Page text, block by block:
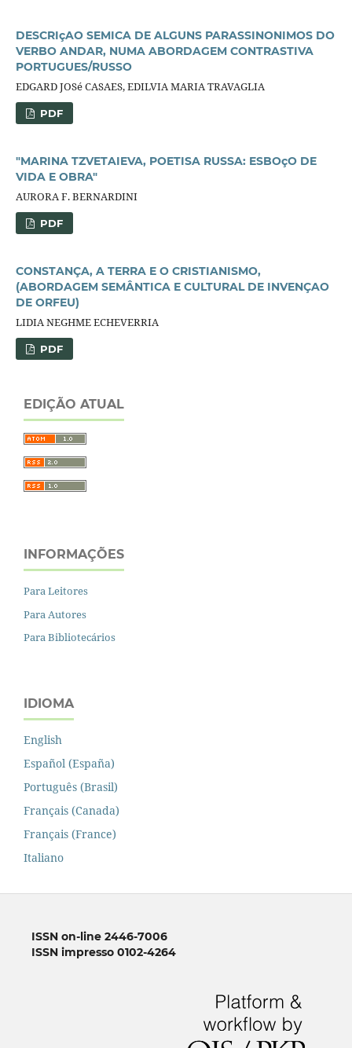
DESCRIçAO SEMICA DE ALGUNS PARASSINONIMOS DO
VERBO ANDAR, NUMA ABORDAGEM CONTRASTIVA
PORTUGUES/RUSSO
EDGARD JOSé CASAES, EDILVIA MARIA TRAVAGLIA
PDF
"MARINA TZVETAIEVA, POETISA RUSSA: ESBOçO DE
VIDA E OBRA"
AURORA F. BERNARDINI
PDF
CONSTANÇA, A TERRA E O CRISTIANISMO,
(ABORDAGEM SEMÂNTICA E CULTURAL DE INVENÇAO
DE ORFEU)
LIDIA NEGHME ECHEVERRIA
PDF
EDIÇÃO ATUAL
INFORMAÇÕES
Para Leitores
Para Autores
Para Bibliotecários
IDIOMA
English
Español (España)
Português (Brasil)
Français (Canada)
Français (France)
Italiano
ISSN on-line 2446-7006
ISSN impresso 0102-4264